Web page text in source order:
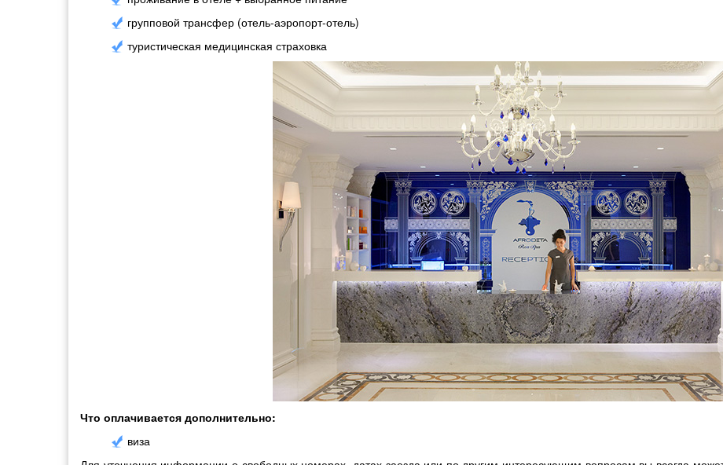
групповой трансфер (отель-аэропорт-отель)
туристическая медицинская страховка
Что оплачивается дополнительно:
виза